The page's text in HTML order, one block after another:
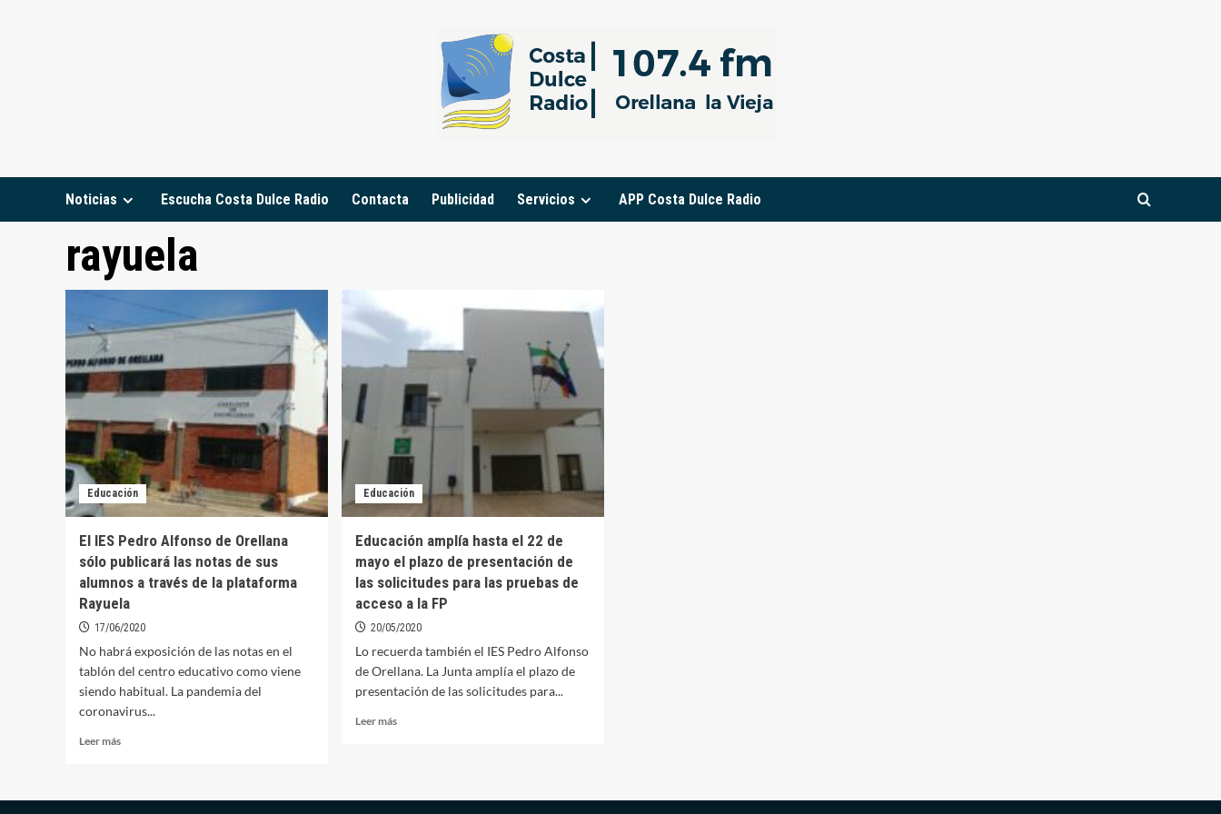
Noticias Escucha Costa Dulce Radio Contacta Publicidad Servicios APP Costa Dulce Radio
rayuela
Educación
El IES Pedro Alfonso de Orellana
sólo publicará las notas de sus
alumnos a través de la plataforma
Rayuela
17/06/2020
No habrá exposición de las notas en el
tablón del centro educativo como viene
siendo habitual. La pandemia del
coronavirus...
Leer másLeer
Educación
Educación amplía hasta el 22 de
mayo el plazo de presentación de
las solicitudes para las pruebas de
acceso a la FP
20/05/2020
Lo recuerda también el IES Pedro Alfonso
de Orellana. La Junta amplía el plazo de
presentación de las solicitudes para...
Leer másLeer
hasta